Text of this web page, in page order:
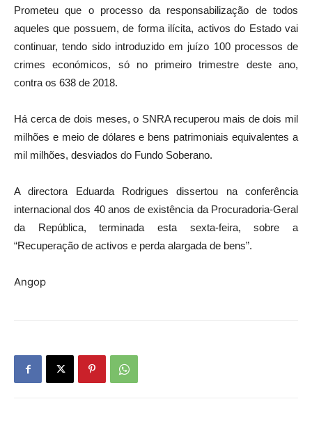
Prometeu que o processo da responsabilização de todos
aqueles que possuem, de forma ilícita, activos do Estado vai
continuar, tendo sido introduzido em juízo 100 processos de
crimes económicos, só no primeiro trimestre deste ano,
contra os 638 de 2018.
Há cerca de dois meses, o SNRA recuperou mais de dois mil
milhões e meio de dólares e bens patrimoniais equivalentes a
mil milhões, desviados do Fundo Soberano.
A directora Eduarda Rodrigues dissertou na conferência
internacional dos 40 anos de existência da Procuradoria-Geral
da República, terminada esta sexta-feira, sobre a
“Recuperação de activos e perda alargada de bens”.
Angop